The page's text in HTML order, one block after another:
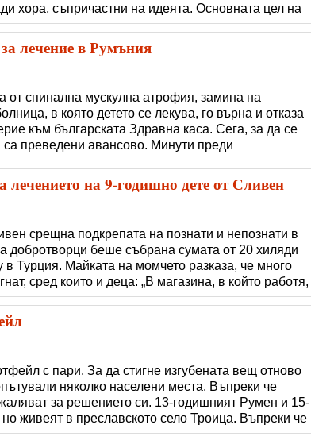
хора, съпричастни на идеята. Основната цел на
на деца. Събраните средства се инвестират в
за детски
лечение в Румъния
от спинална мускулна атрофия, замина на
в която детето се лекува, го върна и отказа
към българската Здравна каса. Сега, за да се
са преведени авансово. Минути преди
близките му отново са изпълнени с надежда, че
доза лекарство.
лечението на 9-годишно дете от Сливен
срещна подкрепата на познати и непознати в
добротворци беше събрана сумата от 20 хиляди
Турция. Майката на момчето разказа, че много
сред които и деца: „В магазина, в който работя,
Ивко и дърпаше майката за ръкава и сочеше
Т�
с пари. За да стигне изгубената вещ отново
няколко населени места. Въпреки че
за решението си. 13-годишният Румен и 15-
живеят в преславското село Троица. Въпреки че
на картинг в областния град. На път към